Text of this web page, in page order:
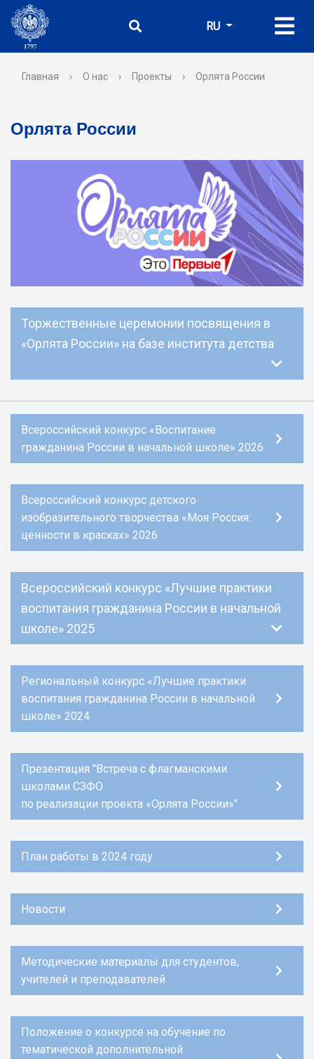
RU
Главная › О нас › Проекты › Орлята России
Орлята России
Торжественные церемонии посвящения в
«Орлята России» на базе института детства
Всероссийский конкурс «Воспитание
гражданина России в начальной школе» 2026
Всероссийский конкурс детского
изобразительного творчества «Моя Россия:
ценности в красках» 2026
Всероссийский конкурс «Лучшие практики
воспитания гражданина России в начальной
школе» 2025
Региональный конкурс «Лучшие практики
воспитания гражданина России в начальной
школе» 2024
Презентация "Встреча с флагманскими
школами СЗФО
по реализации проекта «Орлята России»"
План работы в 2024 году
Новости
Методические материалы для студентов,
учителей и преподавателей
Положение о конкурсе на обучение по
тематической дополнительной